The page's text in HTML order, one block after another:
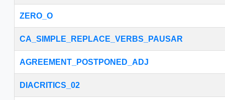
ZERO_O
CA_SIMPLE_REPLACE_VERBS_PAUSAR
AGREEMENT_POSTPONED_ADJ
DIACRITICS_02